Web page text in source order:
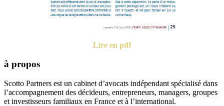
Lire en pdf
à propos
Scotto Partners est un cabinet d’avocats indépendant spécialisé dans
l’accompagnement des décideurs, entrepreneurs, managers, groupes
et investisseurs familiaux en France et à l’international.